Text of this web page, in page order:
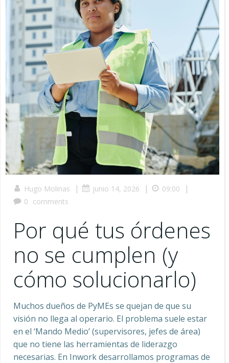
Hugo Molinas | junio 14, 2026 | 09:00 |
0 comments
Por qué tus órdenes
no se cumplen (y
cómo solucionarlo)
Muchos dueños de PyMEs se quejan de que su
visión no llega al operario. El problema suele estar
en el ‘Mando Medio’ (supervisores, jefes de área)
que no tiene las herramientas de liderazgo
necesarias. En Inwork desarrollamos programas de